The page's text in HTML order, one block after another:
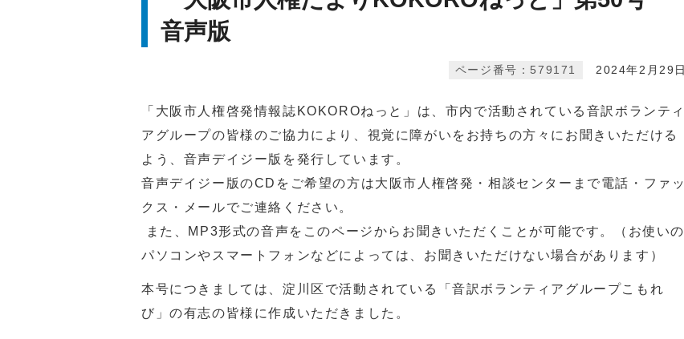
音声版
2024年2月29日
ページ番号：579171
「大阪市人権啓発情報誌KOKOROねっと」は、市内で活動されている音訳ボランティ
アグループの皆様のご協力により、視覚に障がいをお持ちの方々にお聞きいただける
よう、音声デイジー版を発行しています。
音声デイジー版のCDをご希望の方は大阪市人権啓発・相談センターまで電話・ファッ
クス・メールでご連絡ください。
また、MP3形式の音声をこのページからお聞きいただくことが可能です。（お使いの
パソコンやスマートフォンなどによっては、お聞きいただけない場合があります）
本号につきましては、淀川区で活動されている「音訳ボランティアグループこもれ
び」の有志の皆様に作成いただきました。